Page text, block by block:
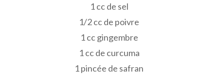
1 cc de sel
1/2 cc de poivre
1 cc gingembre
1 cc de curcuma
1 pincée de safran